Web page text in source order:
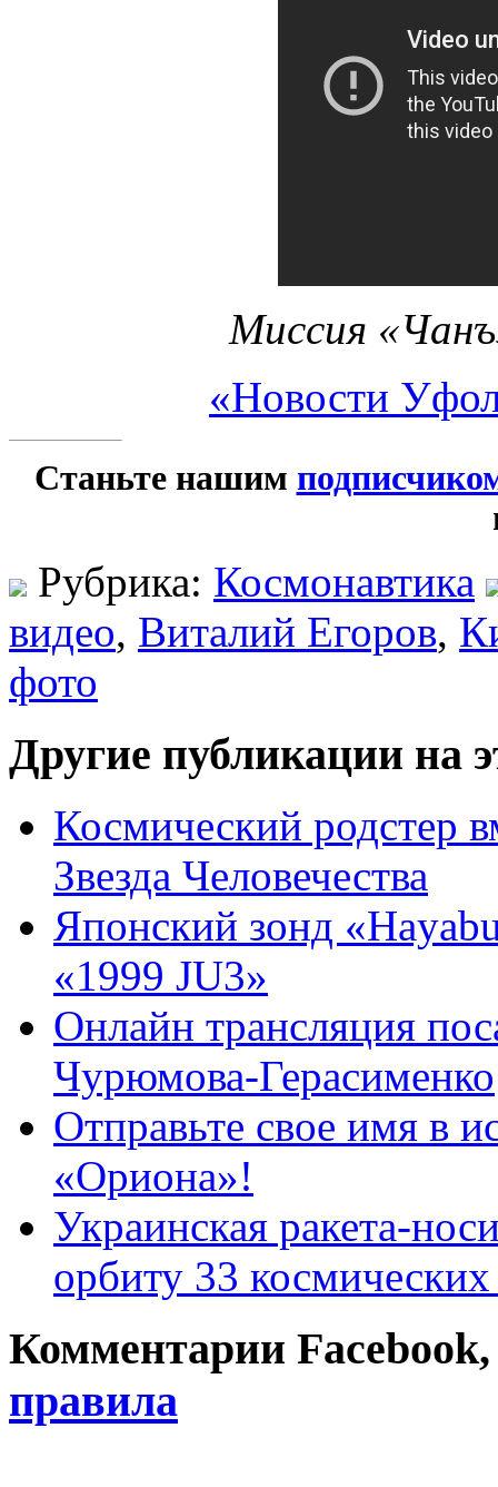
Миссия
«Новости
Станьте нашим
Рубрика: Космонавтика
видео, Виталий Егоров,
фото
Другие публикации на
Космический родстер
Звезда Человечества
Японский зонд
«1999 JU3»
Онлайн трансляция
Чурюмова-Герасименко
Отправьте свое имя в
«Ориона»!
Украинская ракета-
орбиту 33 космических
Комментарии
правила